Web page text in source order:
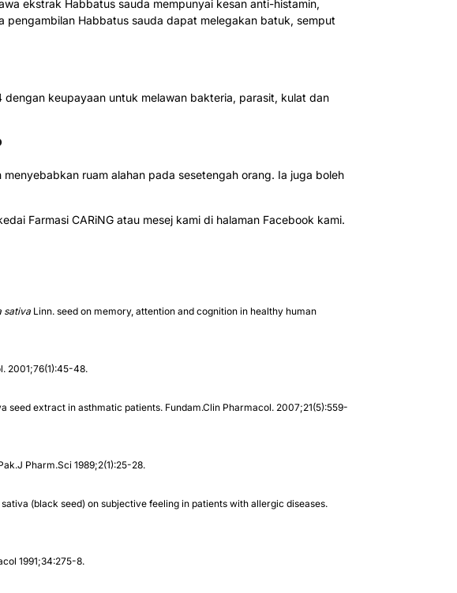
ekstrak Habbatus sauda mempunyai kesan anti-histamin,
Habbatus sauda dapat melegakan batuk, semput
keupayaan untuk melawan bakteria, parasit, kulat dan
ruam alahan pada sesetengah orang. Ia juga boleh
Farmasi CARiNG atau mesej kami di halaman Facebook kami.
sativa Linn. seed on memory, attention and cognition in healthy human
2001;76(1):45-48.
seed extract in asthmatic patients. Fundam.Clin Pharmacol. 2007;21(5):559-
Pharm.Sci 1989;2(1):25-28.
(black seed) on subjective feeling in patients with allergic diseases.
1991;34:275-8.